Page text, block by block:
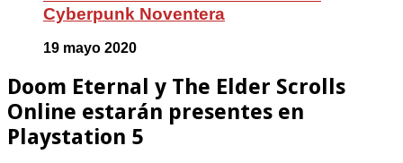
Cyberpunk Noventera
19 mayo 2020
Doom Eternal y The Elder Scrolls
Online estarán presentes en
Playstation 5